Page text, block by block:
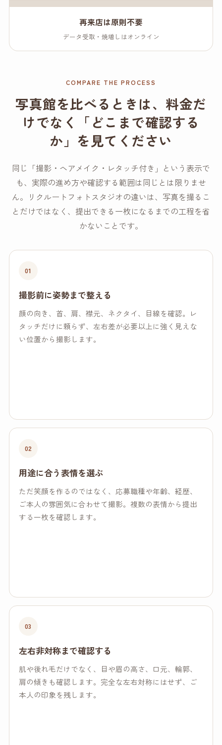
再来店は原則不要
データ受取・焼増しはオンライン
COMPARE THE PROCESS
写真館を比べるときは、料金だ
けでなく「どこまで確認する
か」を見てください
同じ「撮影・ヘアメイク・レタッチ付き」という表示で
も、実際の進め方や確認する範囲は同じとは限りませ
ん。リクルートフォトスタジオの違いは、写真を撮るこ
とだけではなく、提出できる一枚になるまでの工程を省
かないことです。
01
撮影前に姿勢まで整える
顔の向き、首、肩、襟元、ネクタイ、目線を確認。レ
タッチだけに頼らず、左右差が必要以上に強く見えな
い位置から撮影します。
02
用途に合う表情を選ぶ
ただ笑顔を作るのではなく、応募職種や年齢、経歴、
ご本人の雰囲気に合わせて撮影。複数の表情から提出
する一枚を確認します。
03
左右非対称まで確認する
肌や後れ毛だけでなく、目や眉の高さ、口元、輪郭、
肩の傾きも確認します。完全な左右対称にはせず、ご
本人の印象を残します。